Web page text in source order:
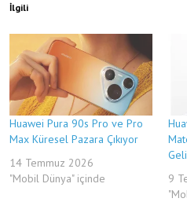
İlgili
Huawei Pura 90s Pro ve Pro
Max Küresel Pazara Çıkıyor
14 Temmuz 2026
"Mobil Dünya" içinde
9